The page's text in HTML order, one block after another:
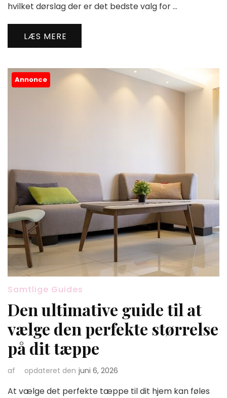
hvilket dørslag der er det bedste valg for …
LÆS MERE
Annonce
Samtlige Guides
Den ultimative guide til at
vælge den perfekte størrelse
på dit tæppe
af opdateret den juni 6, 2026
At vælge det perfekte tæppe til dit hjem kan føles